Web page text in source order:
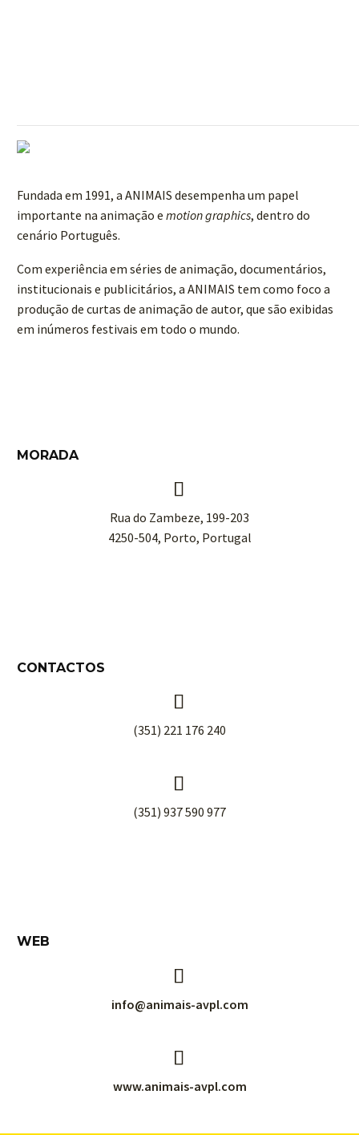
Fundada em 1991, a ANIMAIS desempenha um papel
importante na animação e motion graphics, dentro do
cenário Português.
Com experiência em séries de animação, documentários,
institucionais e publicitários, a ANIMAIS tem como foco a
produção de curtas de animação de autor, que são exibidas
em inúmeros festivais em todo o mundo.
MORADA


Rua do Zambeze, 199-203
4250-504, Porto, Portugal
CONTACTOS


(351) 221 176 240


(351) 937 590 977
WEB


info@animais-avpl.com


www.animais-avpl.com